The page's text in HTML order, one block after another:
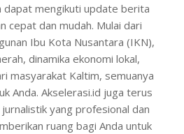
dapat mengikuti update berita
cepat dan mudah. Mulai dari
Ibu Kota Nusantara (IKN),
dinamika ekonomi lokal,
masyarakat Kaltim, semuanya
Anda. Akselerasi.id juga terus
yang profesional dan
ruang bagi Anda untuk